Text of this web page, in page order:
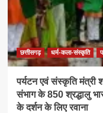
छत्तीसगढ़ धर्म-कला-संस्कृति
पर्यटन एवं संस्कृति मंत्री
संभाग के 850 श्रद्धालु
के दर्शन के लिए रवाना